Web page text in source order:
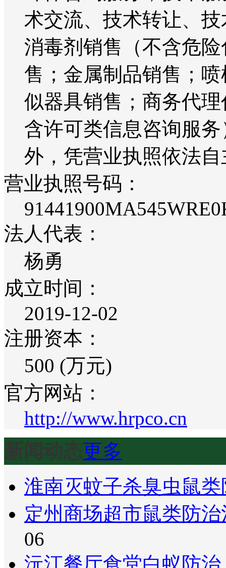
术交流、技术转让、
消毒剂销售（不含危
售；金属制品销售；
似器具销售；商务代
含许可类信息咨询服
外，凭营业执照依法
营业执照号码：
法人代表：
杨勇
成立时间：
2019-12-02
注册资本：
500 (万元)
官方网站：
http://www.hrpco.cn
新闻动态更多
淮南灭蚊子杀臭虫鼠
定州商场超市鼠类防
06